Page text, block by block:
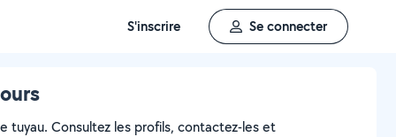
S'inscrire Se connecter
tuyau. Consultez les profils, contactez-les et